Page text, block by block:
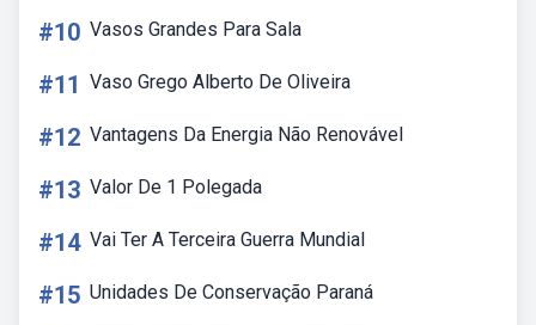
#10 Vasos Grandes Para Sala
#11 Vaso Grego Alberto De Oliveira
#12 Vantagens Da Energia Não Renovável
#13 Valor De 1 Polegada
#14 Vai Ter A Terceira Guerra Mundial
#15 Unidades De Conservação Paraná